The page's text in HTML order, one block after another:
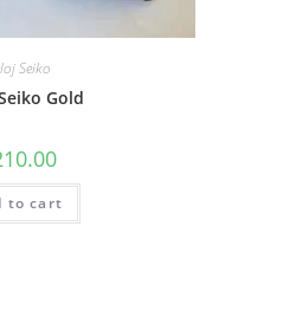
Seiko
Gold
to cart